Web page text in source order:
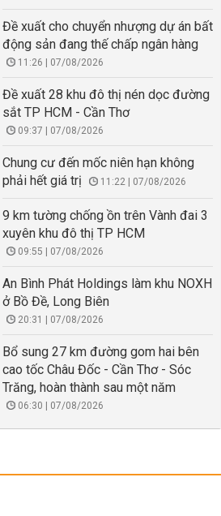
Đề xuất cho chuyển nhượng dự án bất
động sản đang thế chấp ngân hàng
11:26 | 07/08/2026
Đề xuất 28 khu đô thị nén dọc đường
sắt TP HCM - Cần Thơ
09:37 | 07/08/2026
Chung cư đến mốc niên hạn không
phải hết giá trị
11:22 | 07/08/2026
9 km tường chống ồn trên Vành đai 3
xuyên khu đô thị TP HCM
09:55 | 07/08/2026
An Bình Phát Holdings làm khu NOXH
ở Bồ Đề, Long Biên
20:31 | 07/08/2026
Bổ sung 27 km đường gom hai bên
cao tốc Châu Đốc - Cần Thơ - Sóc
Trăng, hoàn thành sau một năm
06:30 | 07/08/2026